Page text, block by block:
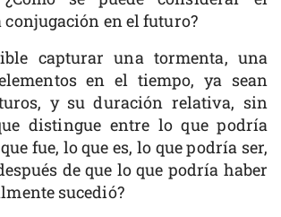
en el futuro?
capturar una tormenta, una
en el tiempo, ya sean
y su duración relativa, sin
distingue entre lo que podría
fue, lo que es, lo que podría ser,
de que lo que podría haber
sucedió?